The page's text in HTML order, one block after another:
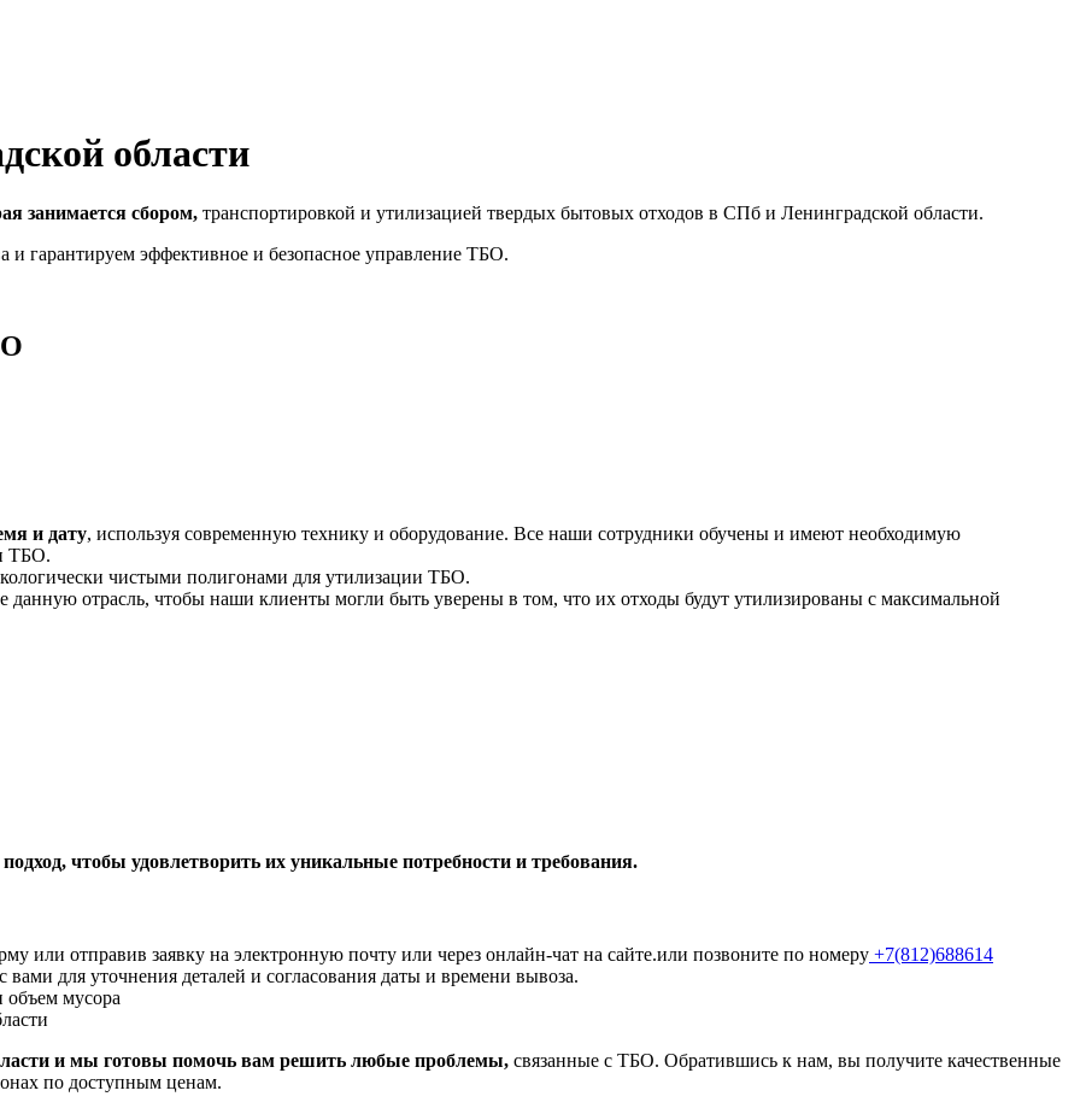
области
занимается сбором, транспортировкой и утилизацией твердых бытовых отходов в СПб и Ленинградской области.
и гарантируем эффективное и безопасное управление ТБО.
и дату, используя современную технику и оборудование. Все наши сотрудники обучены и имеют необходимую
ТБО.
чистыми полигонами для утилизации ТБО.
данную отрасль, чтобы наши клиенты могли быть уверены в том, что их отходы будут утилизированы с максимальной
чтобы удовлетворить их уникальные потребности и требования.
или отправив заявку на электронную почту или через онлайн-чат на сайте.или позвоните по номеру +7(812)688614
для уточнения деталей и согласования даты и времени вывоза.
объем мусора
и мы готовы помочь вам решить любые проблемы, связанные с ТБО. Обратившись к нам, вы получите качественные
по доступным ценам.